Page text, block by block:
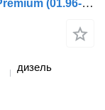
Моторчик стеклоочистителя Valeo Premium (01.96-) 579204 53671147 для тягача Renault Premium, Premium 2 (1996-2014)
дизель